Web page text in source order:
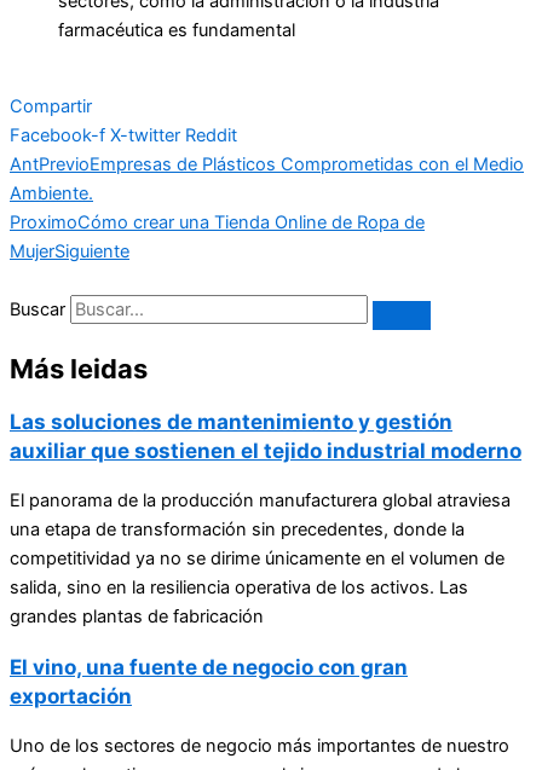
farmacéutica es fundamental
Compartir
Facebook-f X-twitter Reddit
AntPrevioEmpresas de Plásticos Comprometidas con el Medio
Ambiente.
ProximoCómo crear una Tienda Online de Ropa de
MujerSiguiente
Buscar
Más leidas
Las soluciones de mantenimiento y gestión
auxiliar que sostienen el tejido industrial moderno
El panorama de la producción manufacturera global atraviesa
una etapa de transformación sin precedentes, donde la
competitividad ya no se dirime únicamente en el volumen de
salida, sino en la resiliencia operativa de los activos. Las
grandes plantas de fabricación
El vino, una fuente de negocio con gran
exportación
Uno de los sectores de negocio más importantes de nuestro